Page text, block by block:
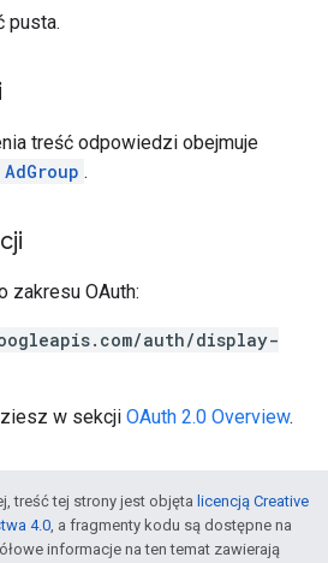
pusta.
treść odpowiedzi obejmuje
AdGroup .
zakresu OAuth:
auth/display-
w sekcji OAuth 2.0 Overview.
treść tej strony jest objęta licencją Creative
4.0, a fragmenty kodu są dostępne na
informacje na ten temat zawierają